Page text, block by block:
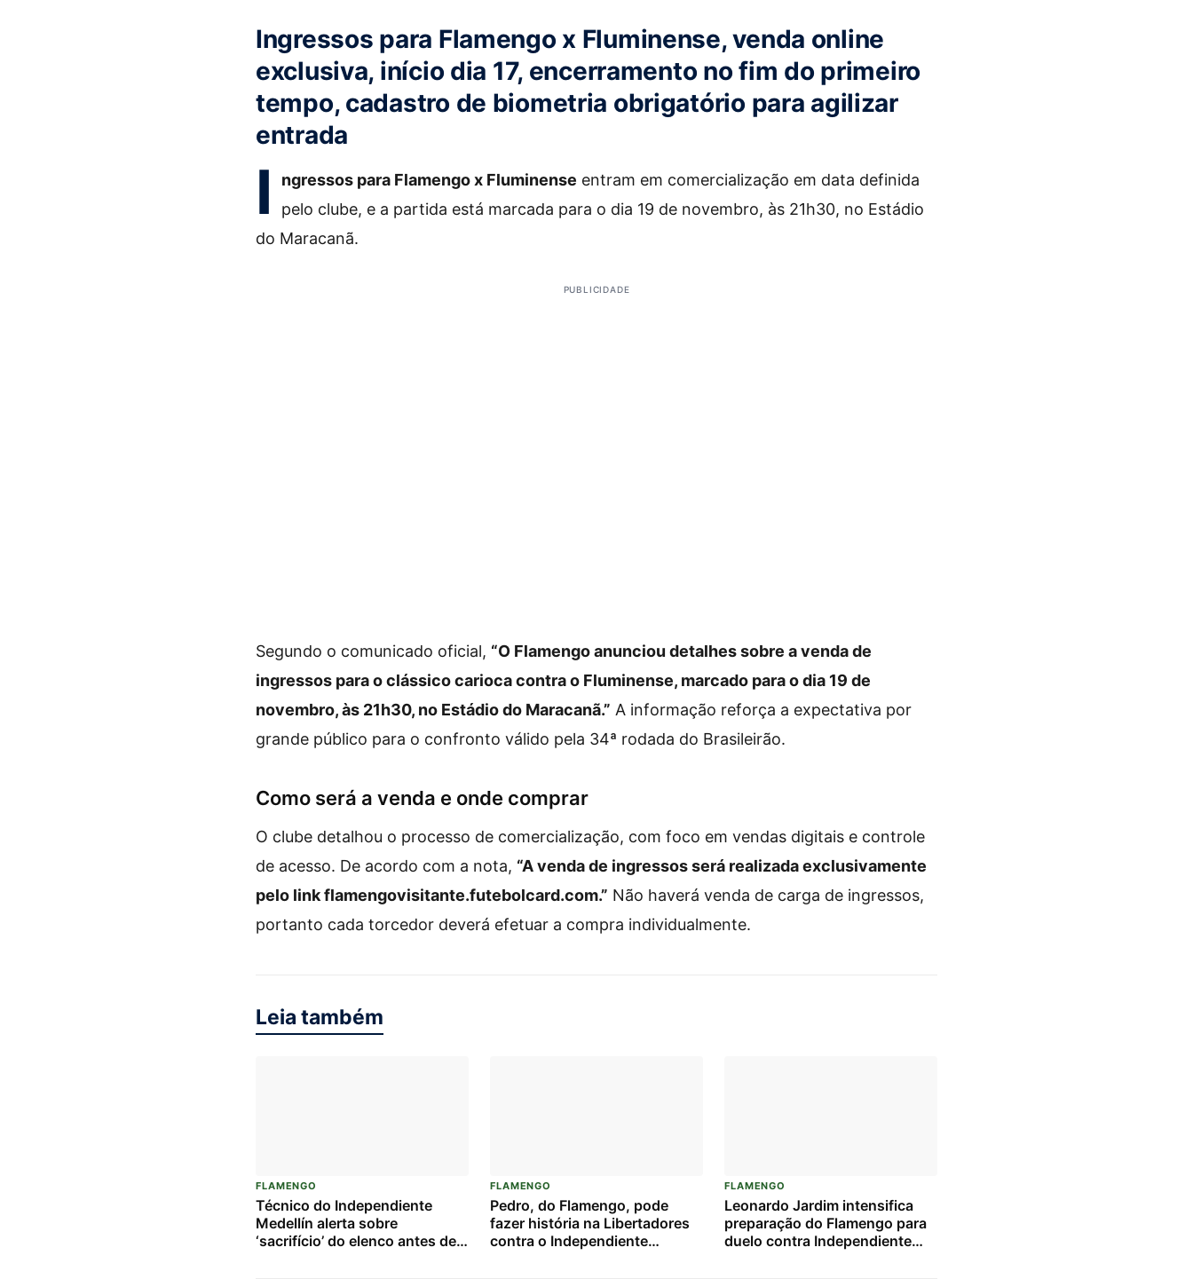
Ingressos para Flamengo x Fluminense, venda online
exclusiva, início dia 17, encerramento no fim do primeiro
tempo, cadastro de biometria obrigatório para agilizar
entrada
I ngressos para Flamengo x Fluminense entram em comercialização em data definida
pelo clube, e a partida está marcada para o dia 19 de novembro, às 21h30, no Estádio
do Maracanã.
PUBLICIDADE
Segundo o comunicado oficial, “O Flamengo anunciou detalhes sobre a venda de
ingressos para o clássico carioca contra o Fluminense, marcado para o dia 19 de
novembro, às 21h30, no Estádio do Maracanã.” A informação reforça a expectativa por
grande público para o confronto válido pela 34ª rodada do Brasileirão.
Como será a venda e onde comprar
O clube detalhou o processo de comercialização, com foco em vendas digitais e controle
de acesso. De acordo com a nota, “A venda de ingressos será realizada exclusivamente
pelo link flamengovisitante.futebolcard.com.” Não haverá venda de carga de ingressos,
portanto cada torcedor deverá efetuar a compra individualmente.
Leia também
FLAMENGO
Técnico do Independiente
Medellín alerta sobre
‘sacrifício’ do elenco antes de
FLAMENGO
Pedro, do Flamengo, pode
fazer história na Libertadores
contra o Independiente
FLAMENGO
Leonardo Jardim intensifica
preparação do Flamengo para
duelo contra Independiente